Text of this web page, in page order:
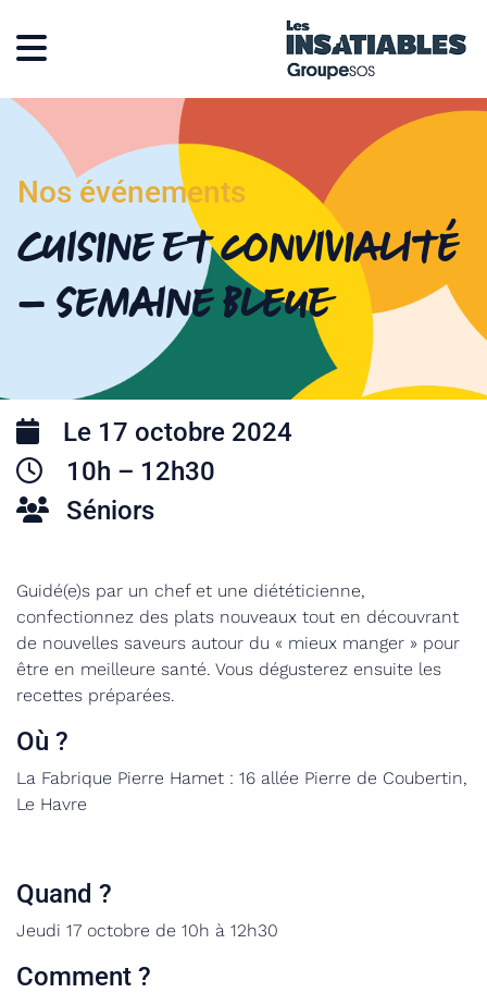
Nos événements
Cuisine et convivialité
– Semaine bleue
Le 17 octobre 2024
10h – 12h30
Séniors
Guidé(e)s par un chef et une diététicienne,
confectionnez des plats nouveaux tout en découvrant
de nouvelles saveurs autour du « mieux manger » pour
être en meilleure santé. Vous dégusterez ensuite les
recettes préparées.
Où ?
La Fabrique Pierre Hamet : 16 allée Pierre de Coubertin,
Le Havre
Quand ?
Jeudi 17 octobre de 10h à 12h30
Comment ?